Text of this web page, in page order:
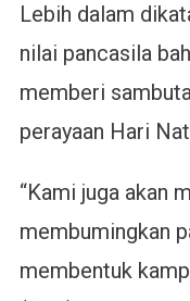
Lebih dalam
nilai pancasila
memberi
perayaan Hari
“Kami juga akan
membumingkan
membentuk